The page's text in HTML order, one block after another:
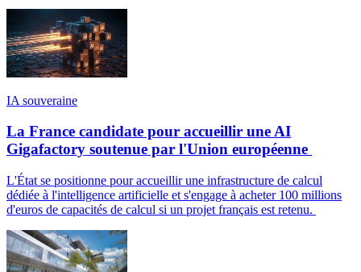
IA souveraine
La France candidate pour accueillir une AI
Gigafactory soutenue par l'Union européenne
L'État se positionne pour accueillir une infrastructure de calcul
dédiée à l'intelligence artificielle et s'engage à acheter 100 millions
d'euros de capacités de calcul si un projet français est retenu.